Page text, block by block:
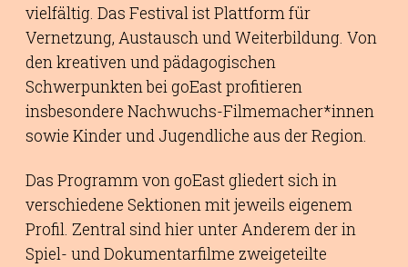
vielfältig. Das Festival ist Plattform für
Vernetzung, Austausch und Weiterbildung. Von
den kreativen und pädagogischen
Schwerpunkten bei goEast profitieren
insbesondere Nachwuchs-Filmemacher*innen
sowie Kinder und Jugendliche aus der Region.
Das Programm von goEast gliedert sich in
verschiedene Sektionen mit jeweils eigenem
Profil. Zentral sind hier unter Anderem der in
Spiel- und Dokumentarfilme zweigeteilte